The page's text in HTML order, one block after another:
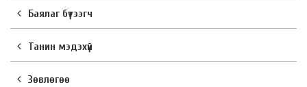
Баялаг бүтээгч
Танин мэдэхүй
Зөвлөгөө